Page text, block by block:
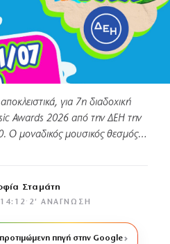
για 7η διαδοχική
Awards 2026 από την ΔΕΗ την
Ο μοναδικός μουσικός θεσμός…
Σταμάτη
· 2′ ΑΝΆΓΝΩΣΗ
πηγή στην Google